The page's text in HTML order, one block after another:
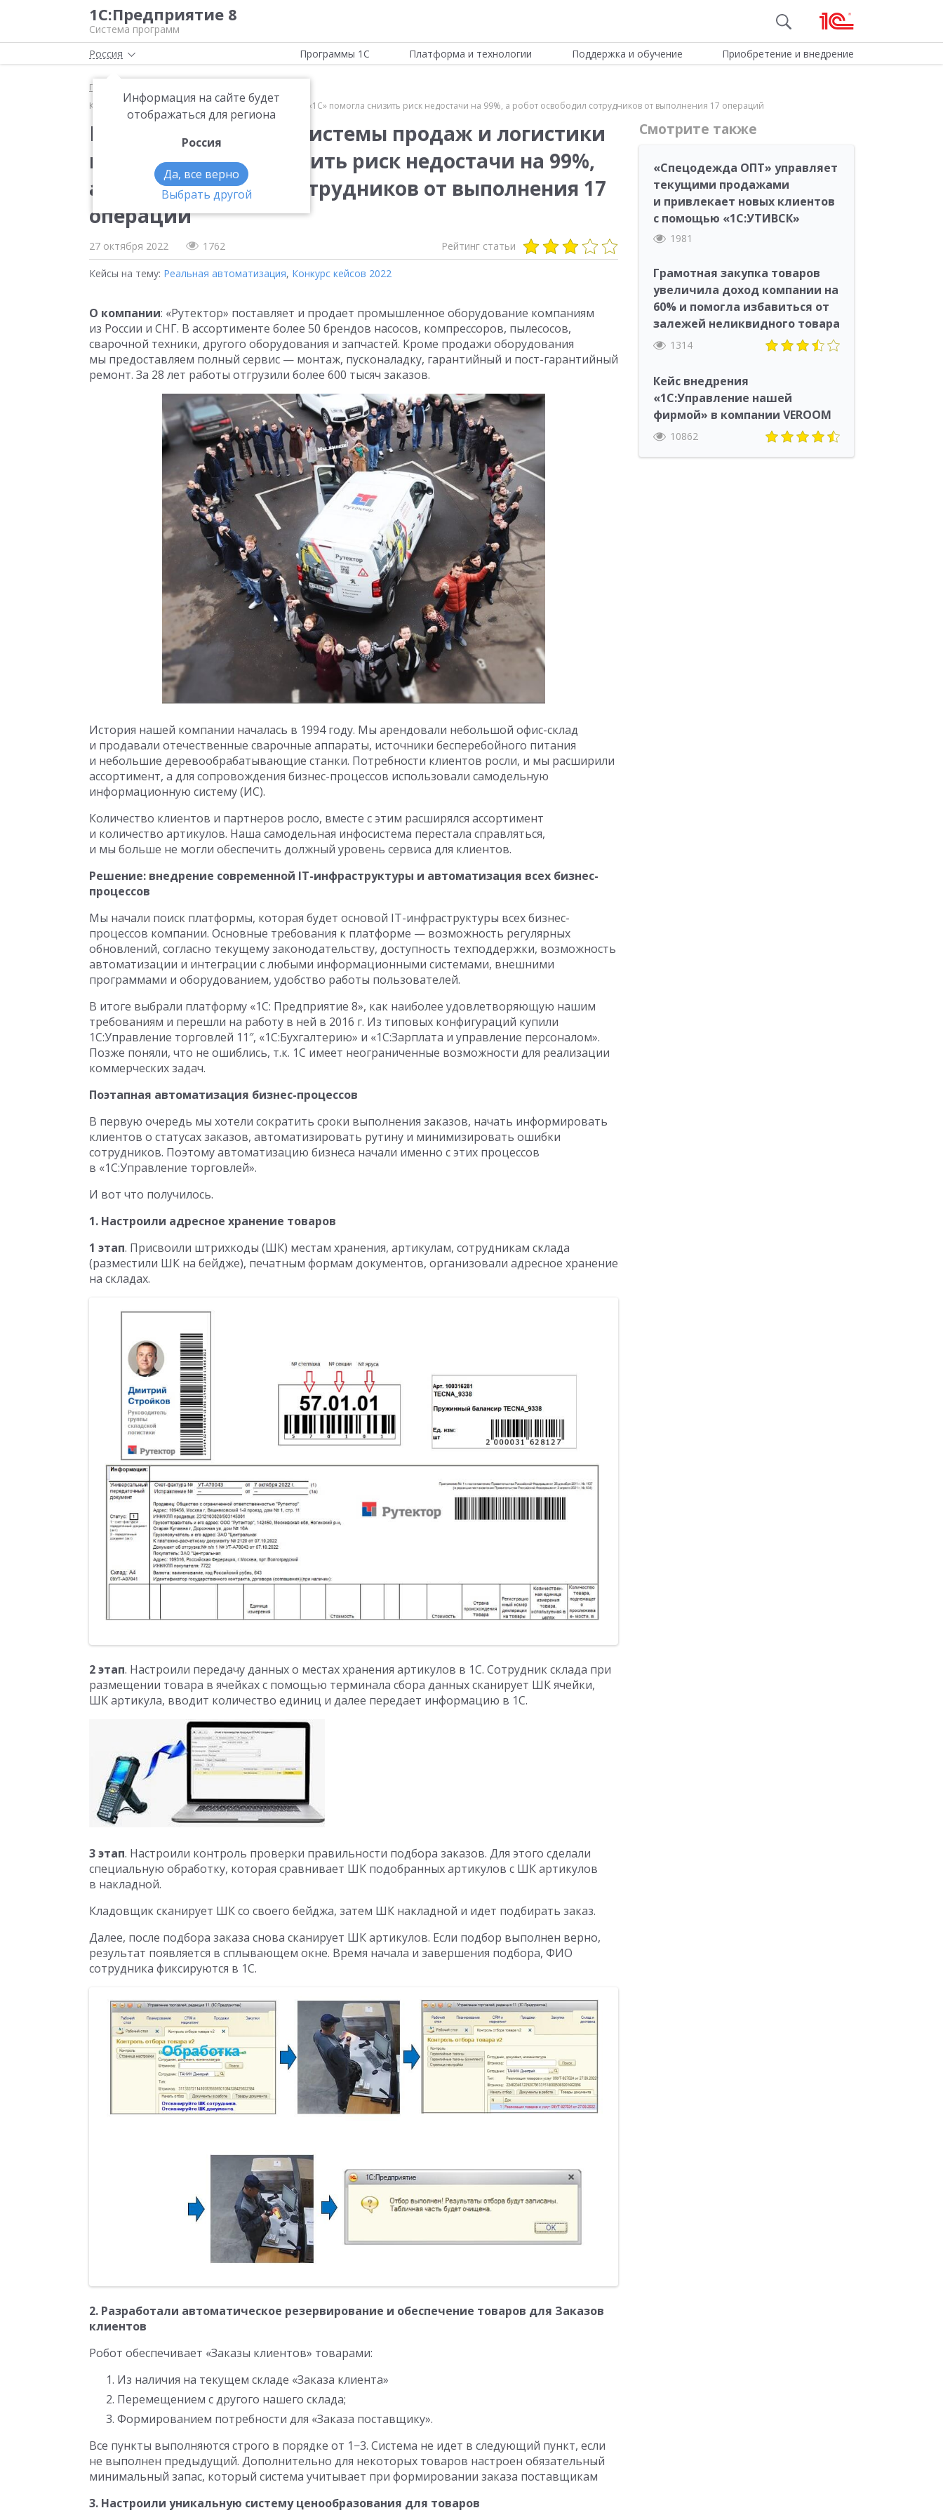
1С:Предприятие 8
Система программ
Россия
Информация на сайте будет
отображаться для региона
Россия
Да, все верно
Выбрать другой
Программы 1С Платформа и технологии Поддержка и обучение Приобретение и внедрение
Главная
Как автоматизация системы продаж и логистики на «1С» помогла снизить риск недостачи на 99%, а робот освободил сотрудников от выполнения 17 операций
Как автоматизация системы продаж и логистики
на «1С» помогла снизить риск недостачи на 99%,
а робот освободил сотрудников от выполнения 17
операций
27 октября 2022 1762 Рейтинг статьи
Кейсы на тему: Реальная автоматизация, Конкурс кейсов 2022
О компании: «Рутектор» поставляет и продает промышленное оборудование компаниям
из России и СНГ. В ассортименте более 50 брендов насосов, компрессоров, пылесосов,
сварочной техники, другого оборудования и запчастей. Кроме продажи оборудования
мы предоставляем полный сервис — монтаж, пусконаладку, гарантийный и пост-гарантийный
ремонт. За 28 лет работы отгрузили более 600 тысяч заказов.
История нашей компании началась в 1994 году. Мы арендовали небольшой офис-склад
и продавали отечественные сварочные аппараты, источники бесперебойного питания
и небольшие деревообрабатывающие станки. Потребности клиентов росли, и мы расширили
ассортимент, а для сопровождения бизнес-процессов использовали самодельную
информационную систему (ИС).
Количество клиентов и партнеров росло, вместе с этим расширялся ассортимент
и количество артикулов. Наша самодельная инфосистема перестала справляться,
и мы больше не могли обеспечить должный уровень сервиса для клиентов.
Решение: внедрение современной IT-инфраструктуры и автоматизация всех бизнес-
процессов
Мы начали поиск платформы, которая будет основой IT-инфраструктуры всех бизнес-
процессов компании. Основные требования к платформе — возможность регулярных
обновлений, согласно текущему законодательству, доступность техподдержки, возможность
автоматизации и интеграции с любыми информационными системами, внешними
программами и оборудованием, удобство работы пользователей.
В итоге выбрали платформу «1С: Предприятие 8», как наиболее удовлетворяющую нашим
требованиям и перешли на работу в ней в 2016 г. Из типовых конфигураций купили
1С:Управление торговлей 11″, «1С:Бухгалтерию» и «1С:Зарплата и управление персоналом».
Позже поняли, что не ошиблись, т.к. 1С имеет неограниченные возможности для реализации
коммерческих задач.
Поэтапная автоматизация бизнес-процессов
В первую очередь мы хотели сократить сроки выполнения заказов, начать информировать
клиентов о статусах заказов, автоматизировать рутину и минимизировать ошибки
сотрудников. Поэтому автоматизацию бизнеса начали именно с этих процессов
в «1С:Управление торговлей».
И вот что получилось.
1. Настроили адресное хранение товаров
1 этап. Присвоили штрихкоды (ШК) местам хранения, артикулам, сотрудникам склада
(разместили ШК на бейдже), печатным формам документов, организовали адресное хранение
на складах.
2 этап. Настроили передачу данных о местах хранения артикулов в 1С. Сотрудник склада при
размещении товара в ячейках с помощью терминала сбора данных сканирует ШК ячейки,
ШК артикула, вводит количество единиц и далее передает информацию в 1С.
3 этап. Настроили контроль проверки правильности подбора заказов. Для этого сделали
специальную обработку, которая сравнивает ШК подобранных артикулов с ШК артикулов
в накладной.
Кладовщик сканирует ШК со своего бейджа, затем ШК накладной и идет подбирать заказ.
Далее, после подбора заказа снова сканирует ШК артикулов. Если подбор выполнен верно,
результат появляется в сплывающем окне. Время начала и завершения подбора, ФИО
сотрудника фиксируются в 1С.
2. Разработали автоматическое резервирование и обеспечение товаров для Заказов
клиентов
Робот обеспечивает «Заказы клиентов» товарами:
Из наличия на текущем складе «Заказа клиента»
Перемещением с другого нашего склада;
Формированием потребности для «Заказа поставщику».
Все пункты выполняются строго в порядке от 1−3. Система не идет в следующий пункт, если
не выполнен предыдущий. Дополнительно для некоторых товаров настроен обязательный
минимальный запас, который система учитывает при формировании заказа поставщикам
3. Настроили уникальную систему ценообразования для товаров
Смотрите также
«Спецодежда ОПТ» управляет
текущими продажами
и привлекает новых клиентов
с помощью «1С:УТИВСК»
1981
Грамотная закупка товаров
увеличила доход компании на
60% и помогла избавиться от
залежей неликвидного товара
1314
Кейс внедрения
«1С:Управление нашей
фирмой» в компании VEROOM
10862